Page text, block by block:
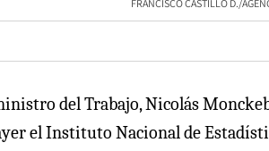
FRANCISCO CASTILLO D./
del Trabajo, Nicolás
el Instituto Nacional de